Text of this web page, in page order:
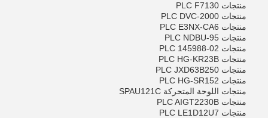
منتجات PLC F7130
منتجات PLC DVC-2000
منتجات PLC E3NX-CA6
منتجات PLC NDBU-95
منتجات PLC 145988-02
منتجات PLC HG-KR23B
منتجات PLC JXD63B250
منتجات PLC HG-SR152
منتجات اللوحة المتحركة SPAU121C
منتجات PLC AIGT2230B
منتجات PLC LE1D12U7